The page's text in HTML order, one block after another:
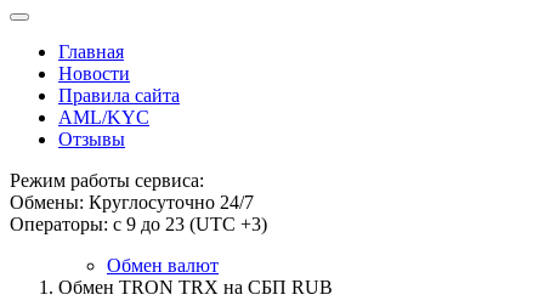
Главная
Новости
Правила сайта
AML/KYC
Отзывы
Режим работы сервиса:
Обмены: Круглосуточно 24/7
Операторы: с 9 до 23 (UTC +3)
Обмен валют
Обмен TRON TRX на СБП RUB